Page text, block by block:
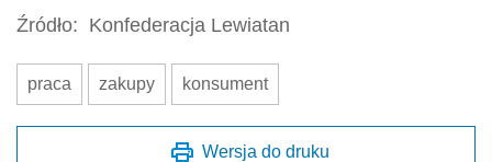
Źródło: Konfederacja Lewiatan
praca zakupy konsument
Wersja do druku